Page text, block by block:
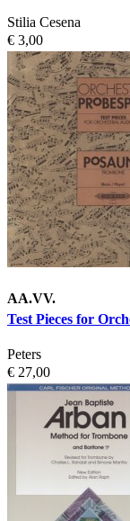
Stilia Cesena
€ 3,00
AA.VV.
Test Pieces for
Peters
€ 27,00